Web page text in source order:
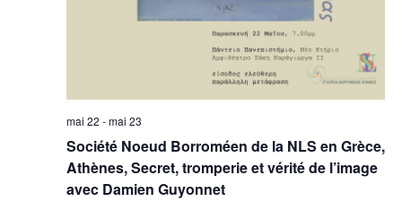
Société Noeud Borroméen de la NLS en Grèce,
Athènes, Secret, tromperie et vérité de l’image
avec Damien Guyonnet
mai 22 -mai 23